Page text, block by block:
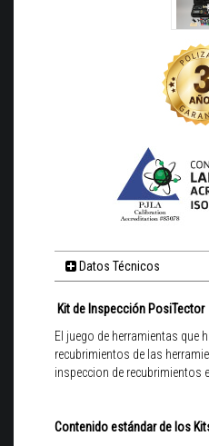
Datos Técnicos
Kit de Inspección PosiTector
El juego de herramientas que
recubrimientos de las
inspeccion de recubrimientos
Contenido estándar de los